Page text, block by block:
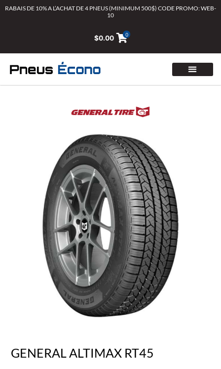
AllerRABAIS DE 10% A L’ACHAT DE 4 PNEUS (MINIMUM 500$) CODE PROMO: WEB-
10
$0.00 0
GENERAL ALTIMAX RT45